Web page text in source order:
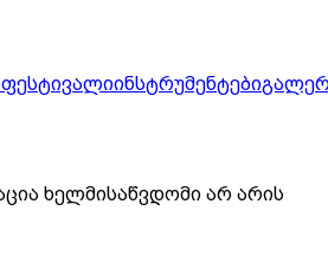
ფესტივალიინსტრუმენტები
ხელმისაწვდომი არ არის